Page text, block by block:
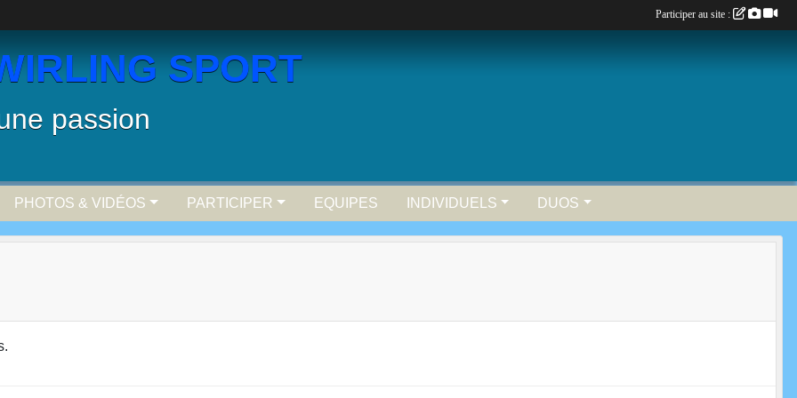
SPORT
passion
PHOTOS & VIDÉOS PARTICIPER EQUIPES INDIVIDUELS DUOS
Participer au site :